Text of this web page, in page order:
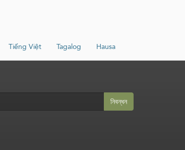
Tiếng Việt Tagalog Hausa
নিবন্ধন